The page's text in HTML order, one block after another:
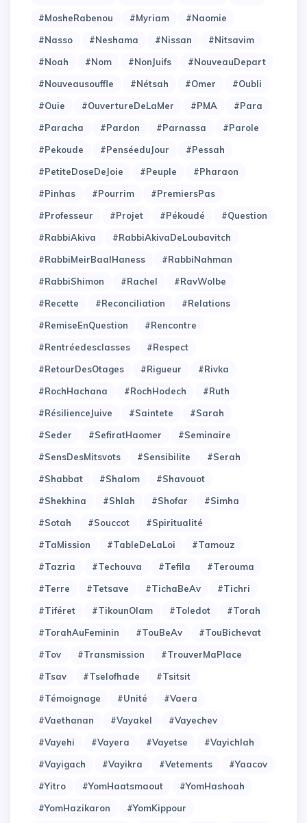
#MosheRabenou
#Myriam
#Naomie
#Nasso
#Neshama #Nissan
#Nitsavim
#Noah
#Nom #NonJuifs
#NouveauDepart
#Nouveausouffle
#Nétsah #Omer
#Oubli
#Ouie
#OuvertureDeLaMer #PMA
#Para
#Paracha
#Pardon #Parnassa
#Parole
#Pekoude
#PenséeduJour
#Pessah
#PetiteDoseDeJoie
#Peuple
#Pharaon
#Pinhas
#Pourrim
#PremiersPas
#Professeur
#Projet #Pékoudé
#Question
#RabbiAkiva
#RabbiAkivaDeLoubavitch
#RabbiMeirBaalHaness
#RabbiNahman
#RabbiShimon
#Rachel
#RavWolbe
#Recette
#Reconciliation
#Relations
#RemiseEnQuestion
#Rencontre
#Rentréedesclasses
#Respect
#RetourDesOtages
#Rigueur
#Rivka
#RochHachana
#RochHodech
#Ruth
#RésilienceJuive
#Saintete
#Sarah
#Seder
#SefiratHaomer
#Seminaire
#SensDesMitsvots
#Sensibilite
#Serah
#Shabbat
#Shalom
#Shavouot
#Shekhina
#Shlah #Shofar
#Simha
#Sotah
#Souccot
#Spiritualité
#TaMission
#TableDeLaLoi
#Tamouz
#Tazria
#Techouva #Tefila
#Terouma
#Terre
#Tetsave #TichaBeAv
#Tichri
#Tiféret
#TikounOlam #Toledot
#Torah
#TorahAuFeminin
#TouBeAv
#TouBichevat
#Tov
#Transmission
#TrouverMaPlace
#Tsav
#Tselofhade
#Tsitsit
#Témoignage
#Unité
#Vaera
#Vaethanan
#Vayakel
#Vayechev
#Vayehi
#Vayera #Vayetse
#Vayichlah
#Vayigach
#Vayikra #Vetements
#Yaacov
#Yitro
#YomHaatsmaout
#YomHashoah
#YomHazikaron
#YomKippour